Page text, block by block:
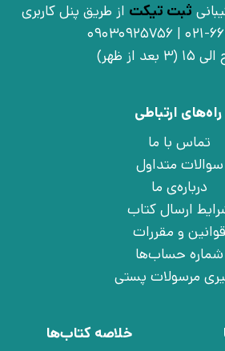
ثبت تیکت از طریق پنل کاربری
راه‌های ارتباطی
تماس با ما
سوالات متداول
درباره‌ی ما
ارسال کتاب
قوانین و مقررات
شماره حساب‌ها
مرسولات پستی
خلاصه کتاب‌ها